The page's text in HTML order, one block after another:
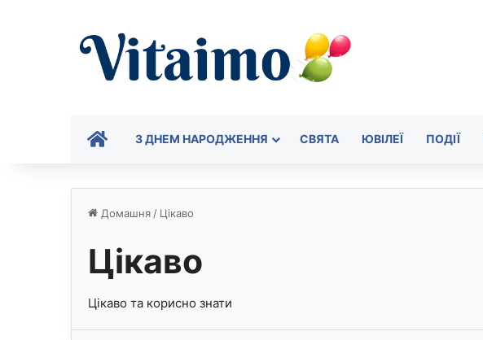
ГОЛОВНА
З ДНЕМ НАРОДЖЕННЯ СВЯТА ЮВІЛЕЇ ПОДІЇ
Домашня / Цікаво
Цікаво
Цікаво та корисно знати